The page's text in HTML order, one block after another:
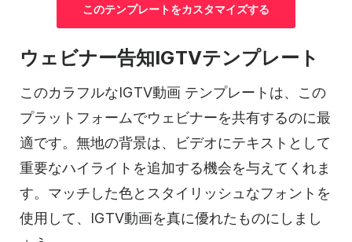
このテンプレートをカスタマイズする
ウェビナー告知IGTVテンプレート
このカラフルなIGTV動画 テンプレートは、この
プラットフォームでウェビナーを共有するのに最
適です。無地の背景は、
ビデオにテキストとして
重要なハイライトを追加する機会を与えてくれま
す。マッチした色とスタイリッシュなフォントを
使用して、IGTV動画を真に優れたものにしまし